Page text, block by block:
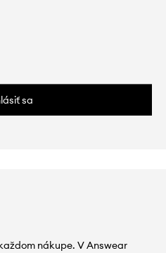
sa
nákupe. V Answear